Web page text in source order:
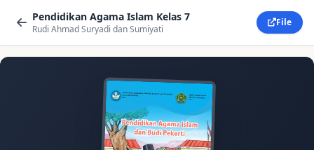
Pendidikan Agama Islam Kelas 7
Rudi Ahmad Suryadi dan Sumiyati
File